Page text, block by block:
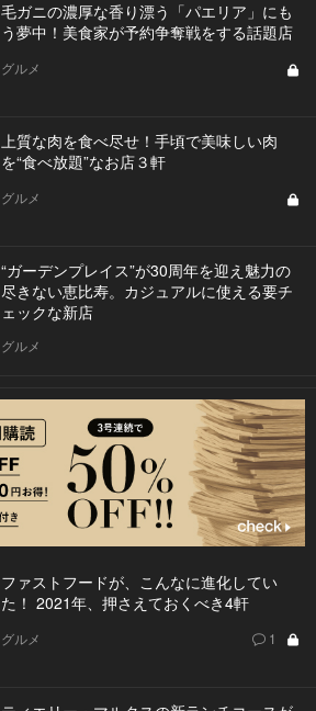
毛ガニの濃厚な香り漂う「パエリア」にも
う夢中！美食家が予約争奪戦をする話題店
グルメ
上質な肉を食べ尽せ！手頃で美味しい肉
を“食べ放題”なお店３軒
グルメ
“ガーデンプレイス”が30周年を迎え魅力の
尽きない恵比寿。カジュアルに使える要チ
ェックな新店
グルメ
ファストフードが、こんなに進化してい
た！ 2021年、押さえておくべき4軒
グルメ 1